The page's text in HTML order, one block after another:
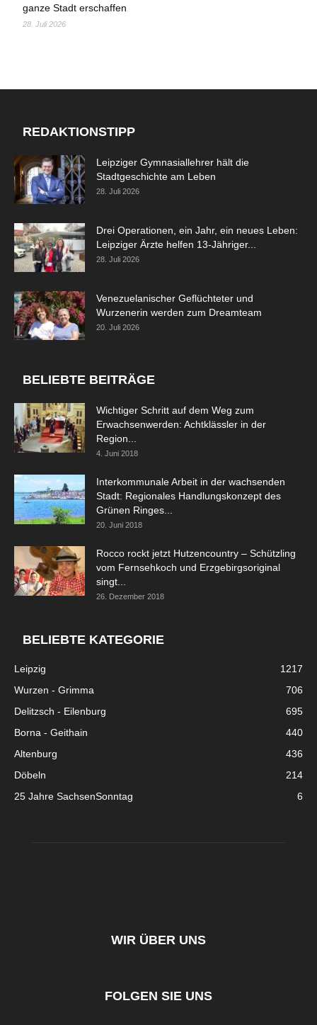
ganze Stadt erschaffen
28. Juli 2026
REDAKTIONSTIPP
Leipziger Gymnasiallehrer hält die
Stadtgeschichte am Leben
28. Juli 2026
Drei Operationen, ein Jahr, ein neues Leben:
Leipziger Ärzte helfen 13-Jähriger...
28. Juli 2026
Venezuelanischer Geflüchteter und
Wurzenerin werden zum Dreamteam
20. Juli 2026
BELIEBTE BEITRÄGE
Wichtiger Schritt auf dem Weg zum
Erwachsenwerden: Achtklässler in der
Region...
4. Juni 2018
Interkommunale Arbeit in der wachsenden
Stadt: Regionales Handlungskonzept des
Grünen Ringes...
20. Juni 2018
Rocco rockt jetzt Hutzencountry – Schützling
vom Fernsehkoch und Erzgebirgsoriginal
singt...
26. Dezember 2018
BELIEBTE KATEGORIE
Leipzig
1217
Wurzen - Grimma
706
Delitzsch - Eilenburg
695
Borna - Geithain
440
Altenburg
436
Döbeln
214
25 Jahre SachsenSonntag
6
WIR ÜBER UNS
FOLGEN SIE UNS